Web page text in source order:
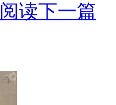
阅读下一篇